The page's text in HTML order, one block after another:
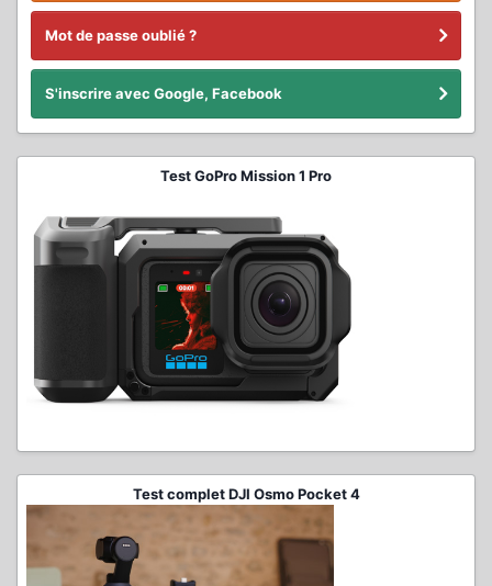
Mot de passe oublié ?
S'inscrire avec Google, Facebook
Test GoPro Mission 1 Pro
Test complet DJI Osmo Pocket 4